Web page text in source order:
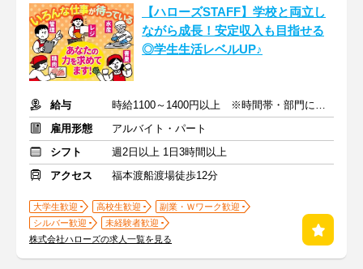
【ハローズSTAFF】学校と両立し
ながら成長！安定収入も目指せる
◎学生生活レベルUP♪
給与
時給1100～1400円以上 ※時間帯・部門による※交通費支給
雇用形態
アルバイト・パート
シフト
週2日以上 1日3時間以上
アクセス
福本渡船渡場徒歩12分
大学生歓迎 高校生歓迎
副業・Ｗワーク歓迎
シルバー歓迎
未経験者歓迎
株式会社ハローズの求人一覧を見る